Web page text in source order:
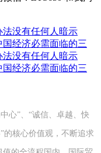
没有任何人暗示
经济必需面临的三
没有任何人暗示
经济必需面临的三
心”、“诚信、卓越、快
的核心价值观，不断追求